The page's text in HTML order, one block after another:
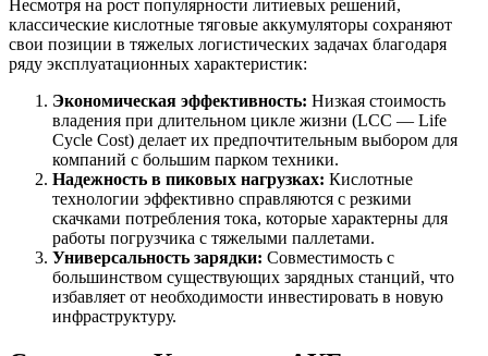
Несмотря на рост популярности литиевых решений,
классические кислотные тяговые аккумуляторы сохраняют
свои позиции в тяжелых логистических задачах благодаря
ряду эксплуатационных характеристик:
Экономическая эффективность: Низкая стоимость
владения при длительном цикле жизни (LCC — Life
Cycle Cost) делает их предпочтительным выбором для
компаний с большим парком техники.
Надежность в пиковых нагрузках: Кислотные
технологии эффективно справляются с резкими
скачками потребления тока, которые характерны для
работы погрузчика с тяжелыми паллетами.
Универсальность зарядки: Совместимость с
большинством существующих зарядных станций, что
избавляет от необходимости инвестировать в новую
инфраструктуру.